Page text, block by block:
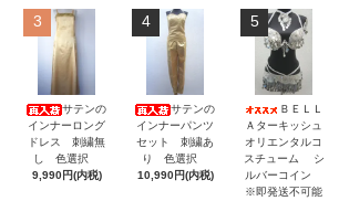
3
サテンの
インナーロング
ドレス 刺繍無
し 色選択
9,990円(内税)
4
サテンの
インナーパンツ
セット 刺繍あ
り 色選択
10,990円(内税)
5
ＢＥＬＬ
Ａターキッシュ
オリエンタルコ
スチューム シ
ルバーコイン
※即発送不可能